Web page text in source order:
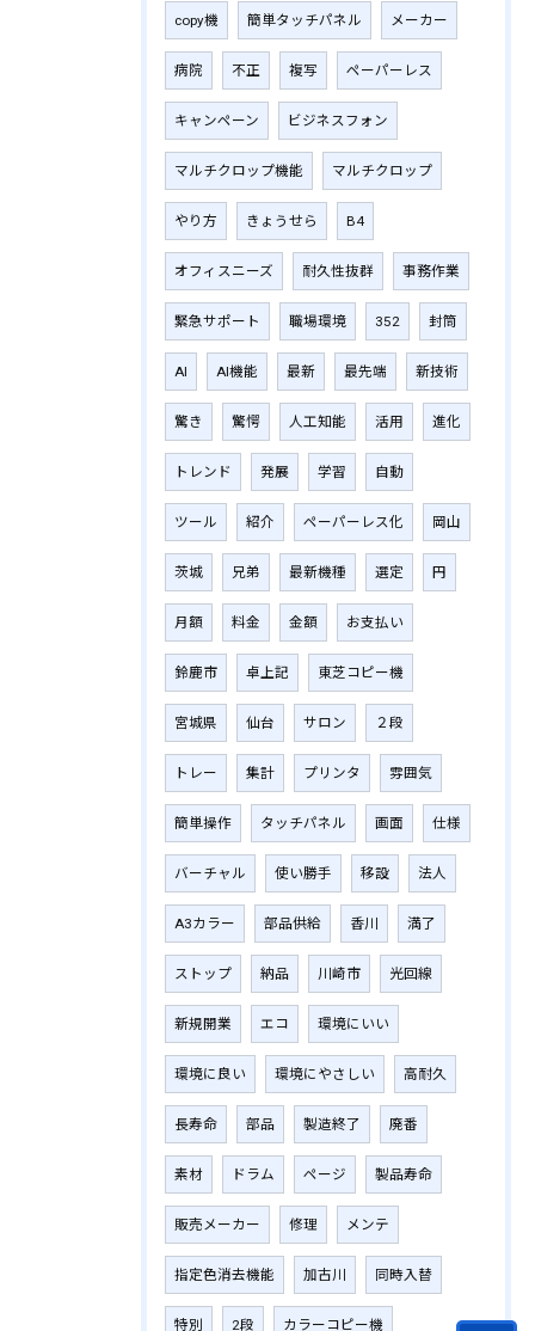
copy機 簡単タッチパネル メーカー
病院 不正 複写 ペーパーレス
キャンペーン ビジネスフォン
マルチクロップ機能 マルチクロップ
やり方 きょうせら B4
オフィスニーズ 耐久性抜群 事務作業
緊急サポート 職場環境 352 封筒
AI AI機能 最新 最先端 新技術
驚き 驚愕 人工知能 活用 進化
トレンド 発展 学習 自動
ツール 紹介 ペーパーレス化 岡山
茨城 兄弟 最新機種 選定 円
月額 料金 金額 お支払い
鈴鹿市 卓上記 東芝コピー機
宮城県 仙台 サロン ２段
トレー 集計 プリンタ 雰囲気
簡単操作 タッチパネル 画面 仕様
バーチャル 使い勝手 移設 法人
A3カラー 部品供給 香川 満了
ストップ 納品 川崎市 光回線
新規開業 エコ 環境にいい
環境に良い 環境にやさしい 高耐久
長寿命 部品 製造終了 廃番
素材 ドラム ページ 製品寿命
販売メーカー 修理 メンテ
指定色消去機能 加古川 同時入替
特別 2段 カラーコピー機